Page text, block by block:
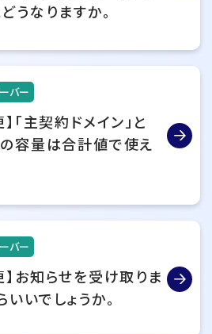
うなりますか。
バー
「主契約ドメイン」と
の容量は合計値で使え
バー
お知らせを受け取りま
いいでしょうか。